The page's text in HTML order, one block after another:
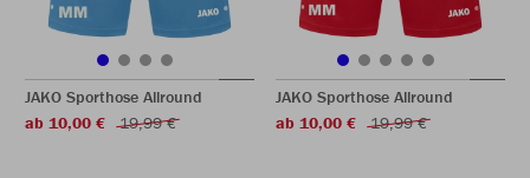
JAKO Sporthose Allround
ab 10,00 €
19,99 €
JAKO Sporthose Allround
ab 10,00 €
19,99 €